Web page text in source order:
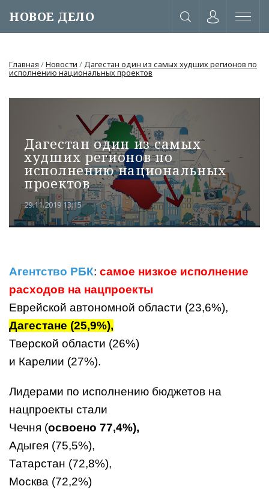
НОВОЕ ДЕЛО
Главная /Новости /Дагестан один из самых худших регионов по
исполнению национальных проектов
Дагестан один из самых
худших регионов по
исполнению национальных
проектов
29.11.2019 13:15
Агентство РБК: самое низкое исполнение
расходов на нацпроекты
Еврейской автономной области (23,6%),
Дагестане (25,9%),
Тверской области (26%)
и Карелии (27%).
Лидерами по исполнению бюджетов на
нацпроекты стали
Чечня (освоено 77,4%),
Адыгея (75,5%),
Татарстан (72,8%),
Москва (72,2%)